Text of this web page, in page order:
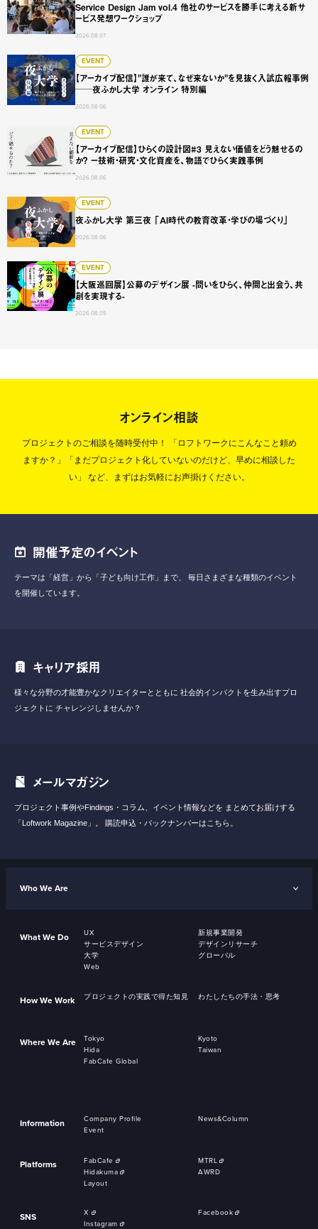
Service Design Jam vol.4 他社のサービスを勝手に考える新サ
ービス発想ワークショップ
2026.08.07
EVENT
【アーカイブ配信】"誰が来て、なぜ来ないか"を見抜く入試広報事例
──夜ふかし大学 オンライン 特別編
2026.08.06
【アーカイブ配信】"誰が来て、なぜ来ないか"を見抜く入
EVENT
【アーカイブ配信】ひらくの設計図#3 見えない価値をどう魅せるの
か？ ー技術・研究・文化資産を、物語でひらく実践事例
2026.08.06
【アーカイブ配信】ひらくの設計図#3 見えない価値をどう
EVENT
夜ふかし大学 第三夜 「AI時代の教育改革・学びの場づくり」
2026.08.06
夜ふかし大学 第三夜 「AI時代の教育改革・学びの場づくり」
EVENT
【大阪巡回展】公募のデザイン展 -問いをひらく、仲間と出会う、共
創を実現する-
2026.08.05
【大阪巡回展】公募のデザイン展 -問いをひらく、仲間と出
オンライン相談
プロジェクトのご相談を随時受付中！
「ロフトワークにこんなこと頼め
ますか？」「まだプロジェクト化していないのだけど、早めに相談した
い」
など、まずはお気軽にお声掛けください。
開催予定のイベント
テーマは「経営」から「子ども向け工作」まで、
毎日さまざまな種類のイベント
を開催しています。
キャリア採用
様々な分野の才能豊かなクリエイターとともに 社会的インパクトを生み出すプロ
ジェクトに チャレンジしませんか？
メールマガジン
プロジェクト事例やFindings・コラム、イベント情報などを まとめてお届けする
「Loftwork Magazine」。
購読申込・バックナンバーはこちら。
Who We Are
What We Do UX
新規事業開発
サービスデザイン
デザインリサーチ
大学
グローバル
Web
How We Work プロジェクトの実践で得た知見 わたしたちの手法・思考
Where We Are Tokyo
Kyoto
Hida
Taiwan
FabCafe Global
Information Company Profile
News&Column
Event
Platforms FabCafe
MTRL
Hidakuma
AWRD
Layout
SNS X
Facebook
Instagram